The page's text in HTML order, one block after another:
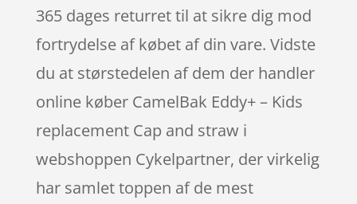
365 dages returret til at sikre dig mod
fortrydelse af købet af din vare. Vidste
du at størstedelen af dem der handler
online køber CamelBak Eddy+ – Kids
replacement Cap and straw i
webshoppen Cykelpartner, der virkelig
har samlet toppen af de mest